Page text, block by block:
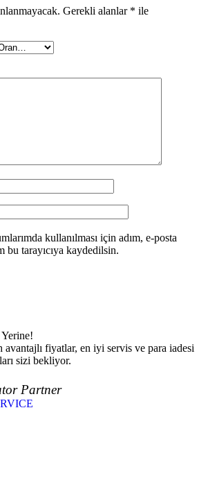
Gerekli alanlar * ile
kullanılması için adım, e-posta
bu tarayıcıya kaydedilsin.
avantajlı fiyatlar, en iyi servis ve para iadesi
sizi bekliyor.
Partner